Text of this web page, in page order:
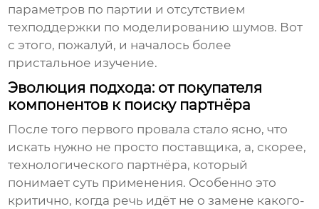
параметров по партии и отсутствием
техподдержки по моделированию шумов. Вот
с этого, пожалуй, и началось более
пристальное изучение.
Эволюция подхода: от покупателя
компонентов к поиску партнёра
После того первого провала стало ясно, что
искать нужно не просто поставщика, а, скорее,
технологического партнёра, который
понимает суть применения. Особенно это
критично, когда речь идёт не о замене какого-